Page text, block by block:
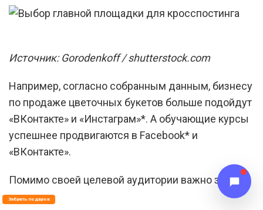
Источник: Gorodenkoff / shutterstock.com
Например, согласно собранным данным, бизнесу
по продаже цветочных букетов больше подойдут
«ВКонтакте» и «Инстаграм»*. А обучающие курсы
успешнее продвигаются в Facebook* и
«ВКонтакте».
Помимо своей целевой аудитории важно знать:
Забрать подарок